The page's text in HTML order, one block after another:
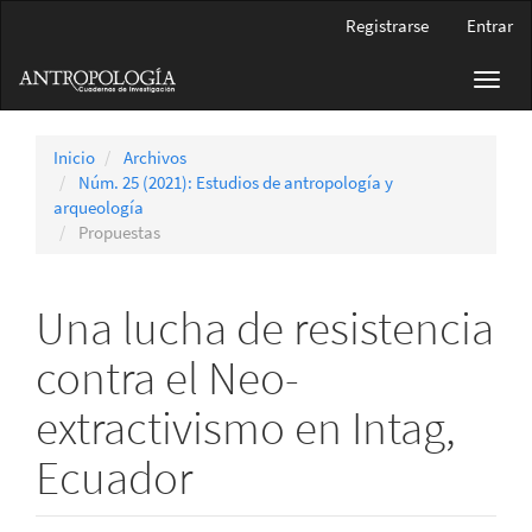
principal
Barra
Registrarse Entrar
Inicio
Archivos
Núm. 25 (2021): Estudios de antropología y
arqueología
Propuestas
Una lucha de resistencia
contra el Neo-
extractivismo en Intag,
Ecuador